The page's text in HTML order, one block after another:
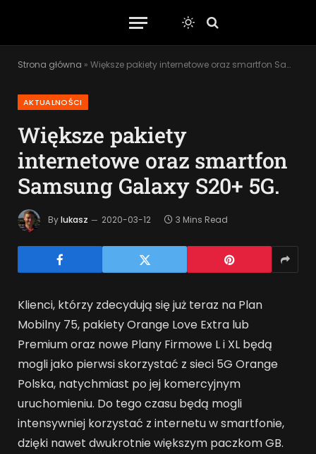
Strona główna » Większe pakiety internetowe oraz smartfon Samsung Galaxy S20+ 5G.
AKTUALNOŚCI
Większe pakiety
internetowe oraz smartfon
Samsung Galaxy S20+ 5G.
Bylukasz 2020-03-12 3 Mins Read
Klienci, którzy zdecydują się już teraz na Plan
Mobilny 75, pakiety Orange Love Extra lub
Premium oraz nowe Plany Firmowe L i XL będą
mogli jako pierwsi skorzystać z sieci 5G Orange
Polska, natychmiast po jej komercyjnym
uruchomieniu. Do tego czasu będą mogli
intensywniej korzystać z internetu w smartfonie,
dzięki nawet dwukrotnie większym paczkom GB.